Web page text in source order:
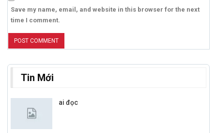
Save my name, email, and website in this browser for the next
time I comment.
Tin Mới
ai đọc